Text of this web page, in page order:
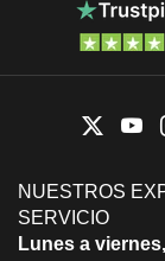
NUESTROS
SERVICIO
Lunes a